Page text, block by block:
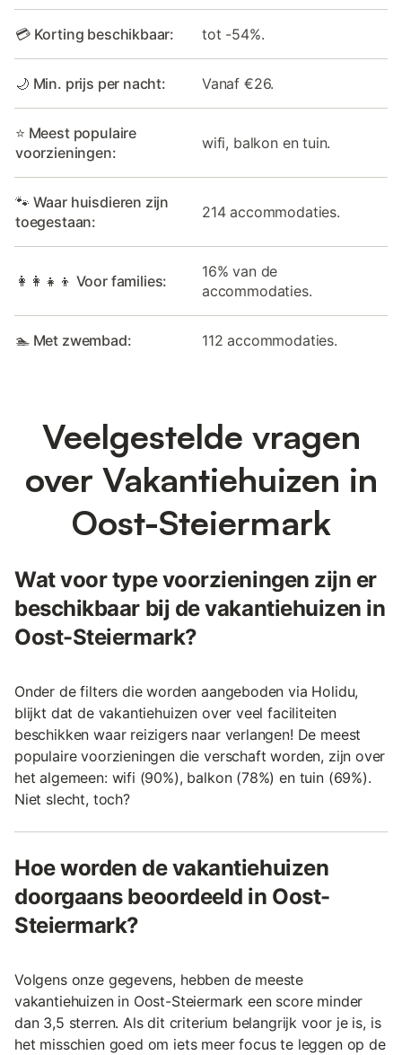
💳 Korting beschikbaar: tot -54%.
🌙 Min. prijs per nacht: Vanaf €26.
⭐ Meest populaire
voorzieningen:
wifi, balkon en tuin.
🐾 Waar huisdieren zijn
toegestaan:
214 accommodaties.
👩‍👩‍👧‍👦 Voor families:
16% van de
accommodaties.
🏊 Met zwembad: 112 accommodaties.
Veelgestelde vragen
over Vakantiehuizen in
Oost-Steiermark
Wat voor type voorzieningen zijn er
beschikbaar bij de vakantiehuizen in
Oost-Steiermark?
Onder de filters die worden aangeboden via Holidu,
blijkt dat de vakantiehuizen over veel faciliteiten
beschikken waar reizigers naar verlangen! De meest
populaire voorzieningen die verschaft worden, zijn over
het algemeen: wifi (90%), balkon (78%) en tuin (69%).
Niet slecht, toch?
Hoe worden de vakantiehuizen
doorgaans beoordeeld in Oost-
Steiermark?
Volgens onze gegevens, hebben de meeste
vakantiehuizen in Oost-Steiermark een score minder
dan 3,5 sterren. Als dit criterium belangrijk voor je is, is
het misschien goed om iets meer focus te leggen op de